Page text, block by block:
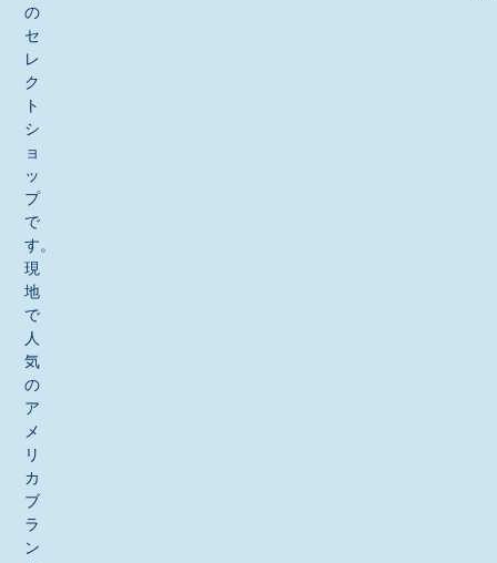
の
セ
レ
ク
ト
シ
ョ
ッ
プ
で
す。
現
地
で
人
気
の
ア
メ
リ
カ
ブ
ラ
ン